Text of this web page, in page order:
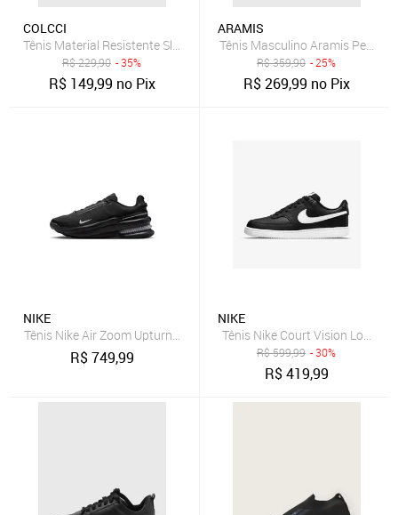
COLCCI
Tênis Material Resistente Slip On Colcci Liso Preto
R$229,90 - 35%
R$ 149,99 no Pix
ARAMIS
Tênis Masculino Aramis Peak
R$359,90 - 25%
R$269,99 no Pix
NIKE
Tênis Nike Air Zoom Upturn Masculino
R$749,99
NIKE
Tênis Nike Court Vision Low
R$599,99 - 30%
R$419,99